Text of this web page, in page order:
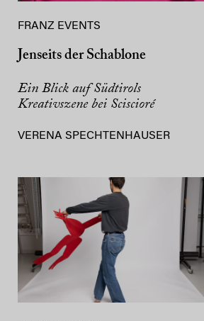
FRANZ EVENTS
Jenseits der Schablone
Ein Blick auf Südtirols
Kreativszene bei Sciscioré
VERENA SPECHTENHAUSER